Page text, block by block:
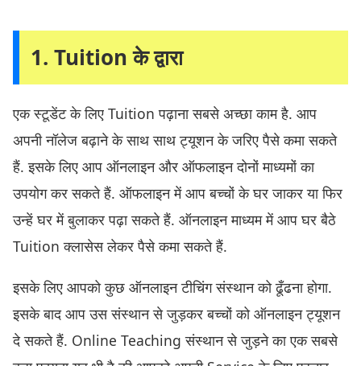
1. Tuition के द्वारा
एक स्टूडेंट के लिए Tuition पढ़ाना सबसे अच्छा काम है. आप
अपनी नॉलेज बढ़ाने के साथ साथ ट्यूशन के जरिए पैसे कमा सकते
हैं. इसके लिए आप ऑनलाइन और ऑफलाइन दोनों माध्यमों का
उपयोग कर सकते हैं. ऑफलाइन में आप बच्चों के घर जाकर या फिर
उन्हें घर में बुलाकर पढ़ा सकते हैं. ऑनलाइन माध्यम में आप घर बैठे
Tuition क्लासेस लेकर पैसे कमा सकते हैं.
इसके लिए आपको कुछ ऑनलाइन टीचिंग संस्थान को ढूँढना होगा.
इसके बाद आप उस संस्थान से जुड़कर बच्चों को ऑनलाइन ट्यूशन
दे सकते हैं. Online Teaching संस्थान से जुड़ने का एक सबसे